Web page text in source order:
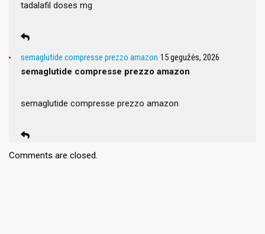
tadalafil doses mg
semaglutide compresse prezzo amazon 15 gegužės, 2026
semaglutide compresse prezzo amazon
semaglutide compresse prezzo amazon
Comments are closed.